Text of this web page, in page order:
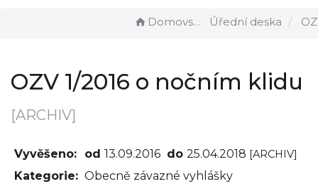
Domovská stránka Úřední deska OZV 1/
OZV 1/2016 o nočním klidu
[ARCHIV]
Vyvěšeno: od 13.09.2016 do 25.04.2018 [ARCHIV]
Kategorie: Obecně závazné vyhlášky